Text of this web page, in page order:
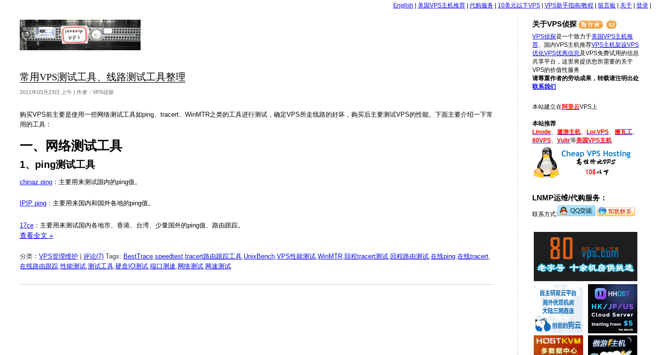
English 美国VPS主机推荐 代购服务 10美元以下VPS VPS新手指南/教程 留言板 关于 登录
常用VPS测试工具、线路测试工具整理
2011年03月23日 上午 | 作者：VPS侦探
购买VPS前主要是使用一些网络测试工具如ping、tracert、WinMTR之类的工具进行测试，确定VPS所走线路的好坏，购买后主要测试VPS的性能。下面主要介绍一下常
用的工具：
一、网络测试工具
1、ping测试工具
chinaz ping ：主要用来测试国内的ping值。
IPIP ping ：主要用来国内和国外各地的ping值。
17ce ：主要用来测试国内各地市、香港、台湾、少量国外的ping值、路由跟踪。
查看全文 »
分类： VPS管理维护 评论(7) Tags: BestTrace speedtest tracert路由跟踪工具 UnixBench VPS性能测试 WinMTR 回程tracert测试 回程路由测试 在线ping 在线tracert
在线路由跟踪 ,性能测试 测试工具 硬盘IO测试 端口测速 网络测试 网速测试
关于VPS侦探
VPS侦探是一个致力于美国VPS主机推
荐 、国内VPS主机推荐VPS主机架设VPS
优化VPS优惠信息 及VPS免费试用的信息
共享平台，这里将提供您所需要的关于
VPS的价值性服务
请尊重作者的劳动成果，转载请注明出处
联系我们
本站建立在阿里云VPS上
本站推荐
Linode
遨游主机、 LocVPS 搬瓦工
80VPS
Vultr等美国VPS主机
LNMP运维/代购服务：
联系方式: